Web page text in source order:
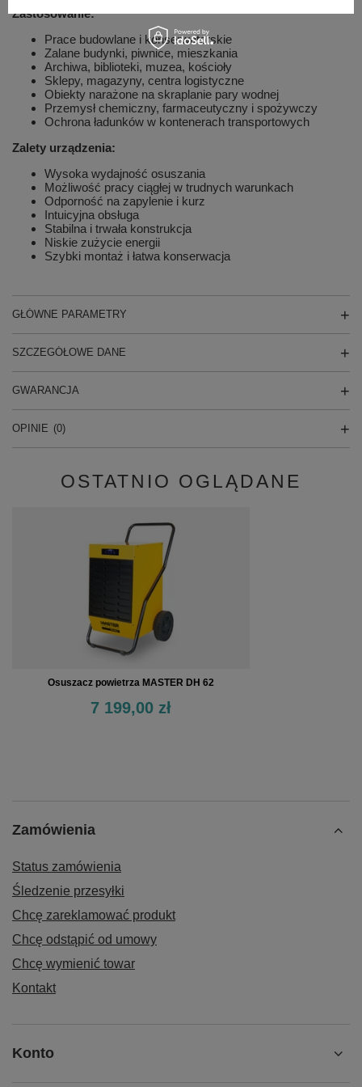
Zastosowanie:
Prace budowlane i konserwatorskie
Zalane budynki, piwnice, mieszkania
Archiwa, biblioteki, muzea, kościoły
Sklepy, magazyny, centra logistyczne
Obiekty narażone na skraplanie pary wodnej
Przemysł chemiczny, farmaceutyczny i spożywczy
Ochrona ładunków w kontenerach transportowych
Zalety urządzenia:
Wysoka wydajność osuszania
Możliwość pracy ciągłej w trudnych warunkach
Odporność na zapylenie i kurz
Intuicyjna obsługa
Stabilna i trwała konstrukcja
Niskie zużycie energii
Szybki montaż i łatwa konserwacja
GŁÓWNE PARAMETRY
SZCZEGÓŁOWE DANE
GWARANCJA
OPINIE (0)
OSTATNIO OGLĄDANE
Osuszacz powietrza MASTER DH 62
7 199,00 zł
Zamówienia
Status zamówienia
Śledzenie przesyłki
Chcę zareklamować produkt
Chcę odstąpić od umowy
Chcę wymienić towar
Kontakt
Konto